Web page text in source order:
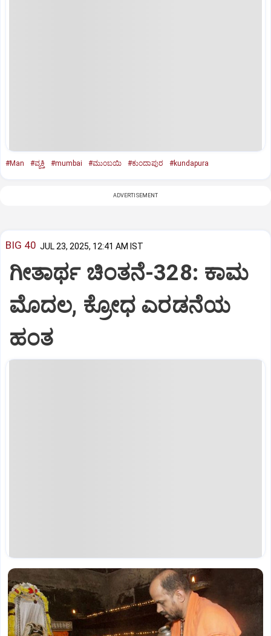
#Man #ವ್ಯಕ್ತಿ #mumbai #ಮುಂಬಯಿ #ಕುಂದಾಪುರ #kundapura
ADVERTISEMENT
BIG 40 JUL 23, 2025, 12:41 AM IST
ಗೀತಾರ್ಥ ಚಿಂತನೆ-328: ಕಾಮ
ಮೊದಲ, ಕ್ರೋಧ ಎರಡನೆಯ
ಹಂತ